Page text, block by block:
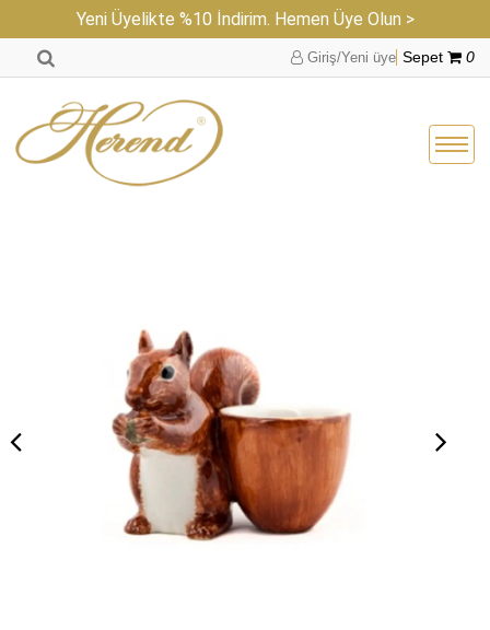
Yeni Üyelikte %10 İndirim. Hemen Üye Olun >
Giriş/Yeni üye Sepet 0